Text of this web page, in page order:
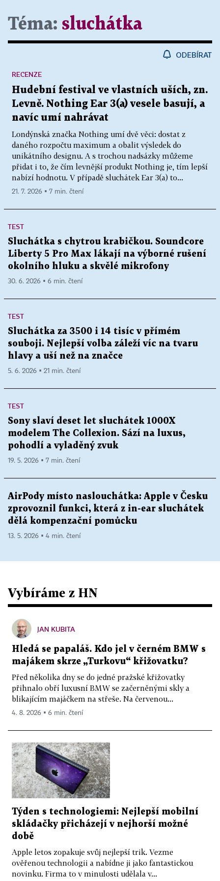
Téma: sluchátka
ODEBÍRAT
Hudební festival ve vlastních uších, zn.
Levně. Nothing Ear 3(a) vesele basují, a
navíc umí nahrávat
Londýnská značka Nothing umí dvě věci: dostat z
daného rozpočtu maximum a obalit výsledek do
unikátního designu. A s trochou nadsázky můžeme
přidat i to, že čím levnější produkt Nothing je, tím lepší
nabízí hodnotu. V případě sluchátek Ear 3(a) to...
RECENZE
21. 7. 2026 ▪ 7 min. čtení
TEST
Sluchátka s chytrou krabičkou. Soundcore
Liberty 5 Pro Max lákají na výborné rušení
okolního hluku a skvělé mikrofony
30. 6. 2026 ▪ 6 min. čtení
TEST
Sluchátka za 3500 i 14 tisíc v přímém
souboji. Nejlepší volba záleží víc na tvaru
hlavy a uší než na značce
5. 6. 2026 ▪ 21 min. čtení
TEST
Sony slaví deset let sluchátek 1000X
modelem The Collexion. Sází na luxus,
pohodlí a vyladěný zvuk
19. 5. 2026 ▪ 7 min. čtení
AirPody místo naslouchátka: Apple v Česku
zprovoznil funkci, která z in-ear sluchátek
dělá kompenzační pomůcku
13. 5. 2026 ▪ 4 min. čtení
Vybíráme z HN
JAN KUBITA
Hledá se papaláš. Kdo jel v černém BMW s
majákem skrze „Turkovu“ křižovatku?
Před několika dny se do jedné pražské křižovatky
přihnalo obří luxusní BMW se začerněnými skly a
blikajícím majáčkem na střeše. Na červenou...
4. 8. 2026 ▪ 6 min. čtení
Týden s technologiemi: Nejlepší mobilní
skládačky přicházejí v nejhorší možné
době
Apple letos zopakuje svůj nejlepší trik. Vezme
ověřenou technologii a nabídne ji jako fantastickou
novinku. Firma to v minulosti udělala v...